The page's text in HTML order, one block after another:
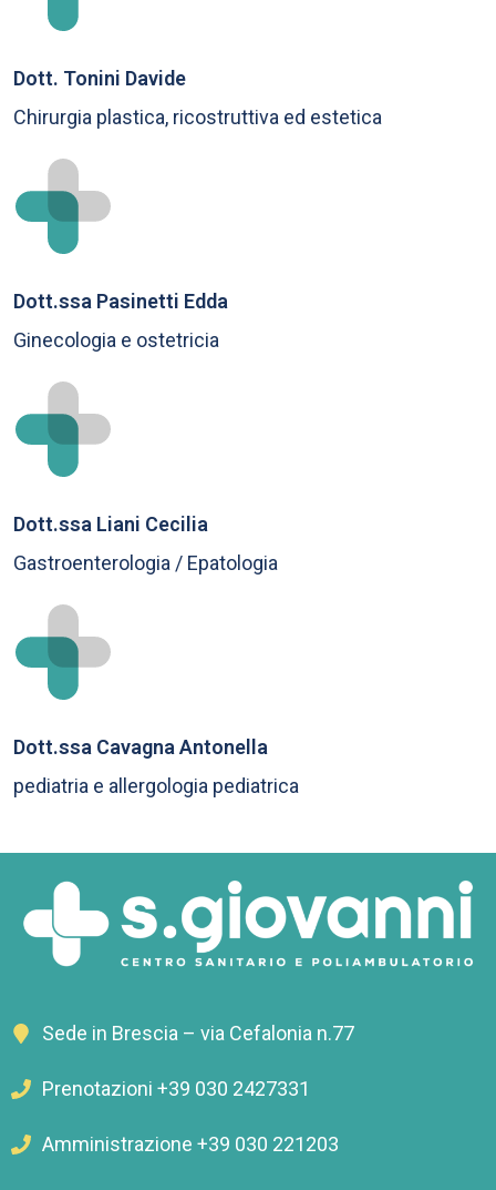
Dott. Tonini Davide
Chirurgia plastica, ricostruttiva ed estetica
Dott.ssa Pasinetti Edda
Ginecologia e ostetricia
Dott.ssa Liani Cecilia
Gastroenterologia / Epatologia
Dott.ssa Cavagna Antonella
pediatria e allergologia pediatrica
Sede in Brescia – via Cefalonia n.77
Prenotazioni +39 030 2427331
Amministrazione +39 030 221203